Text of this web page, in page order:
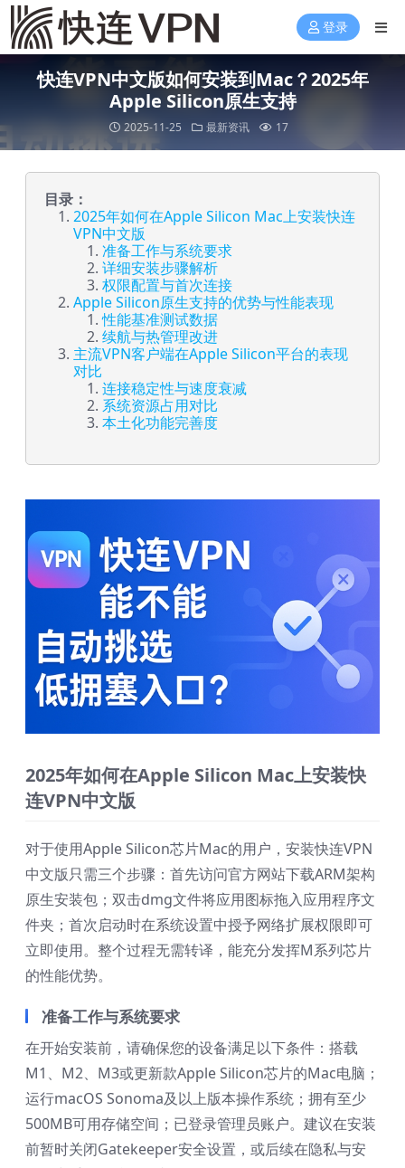
登录
快连VPN中文版如何安装到Mac？2025年
Apple Silicon原生支持
2025-11-25 最新资讯 17
目录：
2025年如何在Apple Silicon Mac上安装快连
VPN中文版
准备工作与系统要求
详细安装步骤解析
权限配置与首次连接
Apple Silicon原生支持的优势与性能表现
性能基准测试数据
续航与热管理改进
主流VPN客户端在Apple Silicon平台的表现
对比
连接稳定性与速度衰减
系统资源占用对比
本土化功能完善度
2025年如何在Apple Silicon Mac上安装快
连VPN中文版
对于使用Apple Silicon芯片Mac的用户，安装快连VPN
中文版只需三个步骤：首先访问官方网站下载ARM架构
原生安装包；双击dmg文件将应用图标拖入应用程序文
件夹；首次启动时在系统设置中授予网络扩展权限即可
立即使用。整个过程无需转译，能充分发挥M系列芯片
的性能优势。
准备工作与系统要求
在开始安装前，请确保您的设备满足以下条件：搭载
M1、M2、M3或更新款Apple Silicon芯片的Mac电脑；
运行macOS Sonoma及以上版本操作系统；拥有至少
500MB可用存储空间；已登录管理员账户。建议在安装
前暂时关闭Gatekeeper安全设置，或后续在隐私与安